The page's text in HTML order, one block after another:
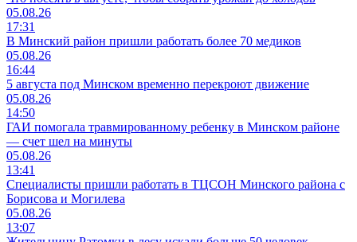
05.08.26
17:31
В Минский район пришли работать более 70 медиков
05.08.26
16:44
5 августа под Минском временно перекроют движение
05.08.26
14:50
ГАИ помогала травмированному ребенку в Минском районе
— счет шел на минуты
05.08.26
13:41
Специалисты пришли работать в ТЦСОН Минского района с
Борисова и Могилева
05.08.26
13:07